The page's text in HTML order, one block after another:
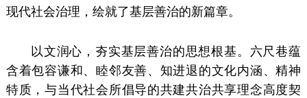
现代社会治理，绘就了基层善治的新篇章。
以文润心，夯实基层善治的思想根基。六尺巷蕴
含着包容谦和、睦邻友善、知进退的文化内涵、精神
特质，与当代社会所倡导的共建共治共享理念高度契